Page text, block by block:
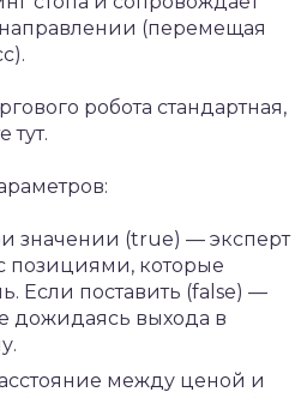
(перемещая
робота стандартная,
тут.
значении (true) — эксперт
позициями, которые
Если поставить (false) —
дожидаясь выхода в
между ценой и